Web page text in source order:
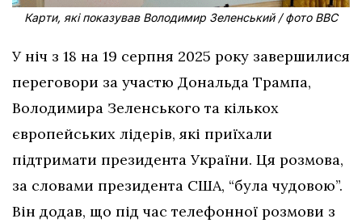
Карти, які показував Володимир Зеленський / фото ВВС
У ніч з 18 на 19 серпня 2025 року завершилися
переговори за участю Дональда Трампа,
Володимира Зеленського та кількох
європейських лідерів, які приїхали
підтримати президента України. Ця розмова,
за словами президента США, “була чудовою”.
Він додав, що під час телефонної розмови з